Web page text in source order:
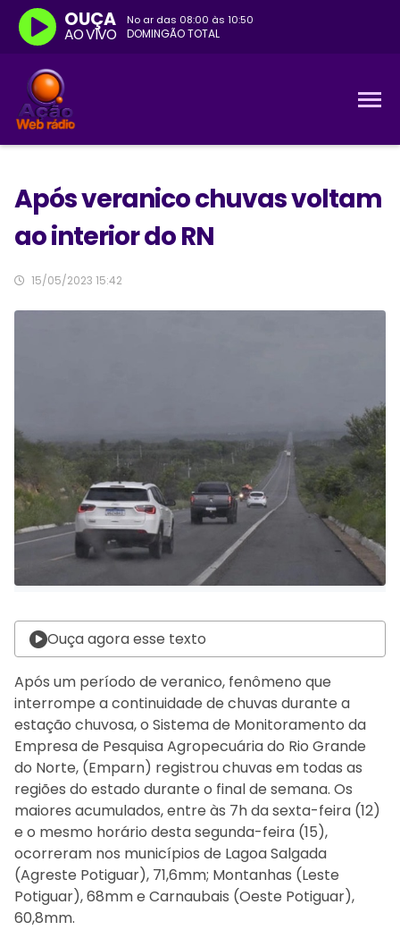
No ar das 08:00 às 10:50
DOMINGÃO TOTAL
OUÇA
AO VIVO
Após veranico chuvas voltam
ao interior do RN
15/05/2023 15:42
Ouça agora esse texto
Após um período de veranico, fenômeno que
interrompe a continuidade de chuvas durante a
estação chuvosa, o Sistema de Monitoramento da
Empresa de Pesquisa Agropecuária do Rio Grande
do Norte, (Emparn) registrou chuvas em todas as
regiões do estado durante o final de semana. Os
maiores acumulados, entre às 7h da sexta-feira (12)
e o mesmo horário desta segunda-feira (15),
ocorreram nos municípios de Lagoa Salgada
(Agreste Potiguar), 71,6mm; Montanhas (Leste
Potiguar), 68mm e Carnaubais (Oeste Potiguar),
60,8mm.